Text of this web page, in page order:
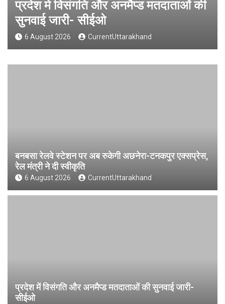
प्रदेश में विसंगति और अनमैप्ड मतदाताओं की
सुनवाई जारी- सीईओ
6 August 2026 CurrentUttarakhand
बनबसा रेलवे स्टेशन पर अब रुकेगी अछनेरा-टनकपुर एक्सप्रेस,
रेल मंत्री ने दी स्वीकृति
6 August 2026 CurrentUttarakhand
प्रदेश में विसंगति और अनमैप्ड मतदाताओं की सुनवाई जारी-
सीईओ